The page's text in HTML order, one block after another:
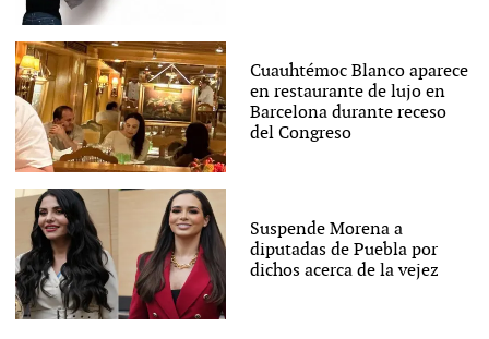
Cuauhtémoc Blanco aparece
en restaurante de lujo en
Barcelona durante receso
del Congreso
Suspende Morena a
diputadas de Puebla por
dichos acerca de la vejez